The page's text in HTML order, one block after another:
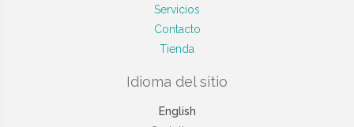
Servicios
Contacto
Tienda
Idioma del sitio
English